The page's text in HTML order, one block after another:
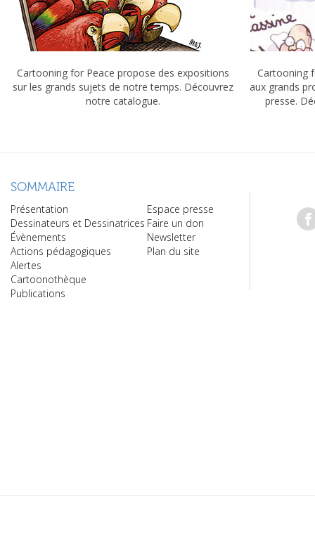
Cartooning for Peace propose des expositions
sur les grands sujets de notre temps. Découvrez
notre catalogue.
Cartooning
aux grands
presse.
SOMMAIRE
Présentation
Dessinateurs et Dessinatrices
Évènements
Actions pédagogiques
Alertes
Cartoonothèque
Publications
Espace presse
Faire un don
Newsletter
Plan du site